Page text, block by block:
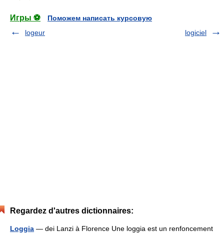
Игры ⚽
Поможем написать курсовую
logeur
logiciel
Regardez d'autres dictionnaires:
Loggia — dei Lanzi à Florence Une loggia est un renfoncement